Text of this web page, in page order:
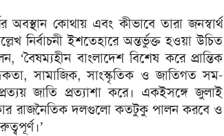
অবস্থান কোথায় এবং কীভাবে তারা জনস্বার্থ
নির্বাচনী ইশতেহারে অন্তর্ভুক্ত হওয়া উচিত
বাংলাদেশ বিশেষ করে প্রান্তিক
সামাজিক, সাংস্কৃতিক ও জাতিগত সম-
জাতি প্রত্যাশা করে। একইসঙ্গে জুলাই
রাজনৈতিক দলগুলো কতটুকু পালন করবে ও